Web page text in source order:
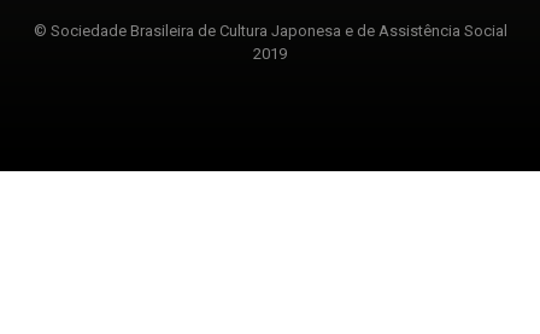
© Sociedade Brasileira de Cultura Japonesa e de Assistência Social
2019